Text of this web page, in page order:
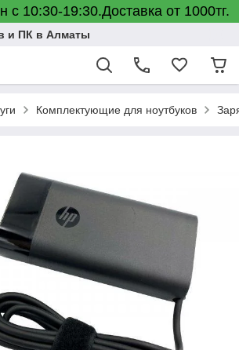
с 10:30-19:30.Доставка от 1000тг.
и ПК в Алматы
Комплектующие для ноутбуков